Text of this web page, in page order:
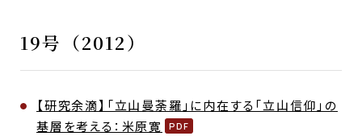
19号（2012）
【研究余滴】「立山曼荼羅」に内在する「立山信仰」の
基層を考える：米原寛